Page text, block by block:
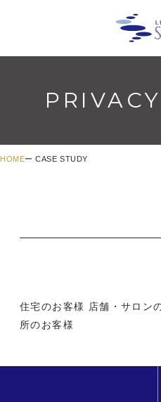
HOME CASE STUDY
住宅のお客様 店舗・サロン
所のお客様